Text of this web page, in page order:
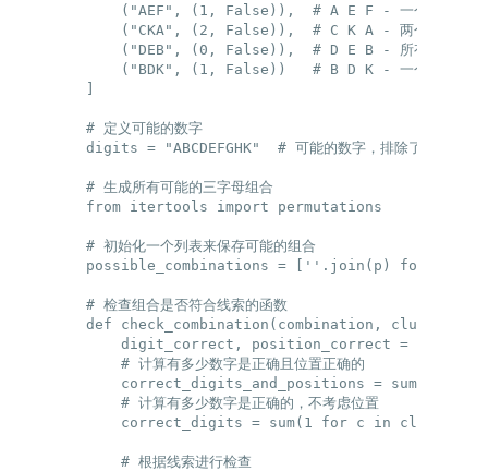
("AEF", (1, False)),  # A E F - 一个数字正确
("CKA", (2, False)),  # C K A - 两个数字正确
("DEB", (0, False)),  # D E B - 所有数字都不
("BDK", (1, False))   # B D K - 一个数字正确
]
# 定义可能的数字
digits = "ABCDEFGHK"  # 可能的数字，排除了未提到的
# 生成所有可能的三字母组合
from itertools import permutations
# 初始化一个列表来保存可能的组合
possible_combinations = [''.join(p) for p in
# 检查组合是否符合线索的函数
def check_combination(combination, clue):
    digit_correct, position_correct = clue[1]
    # 计算有多少数字是正确且位置正确的
correct_digits_and_positions = sum(1 for
    # 计算有多少数字是正确的，不考虑位置
correct_digits = sum(1 for c in clue[0]
    # 根据线索进行检查